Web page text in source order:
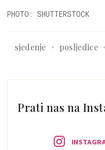
PHOTO: SHUTTERSTOCK
sjedenje posljedice
Prati nas na